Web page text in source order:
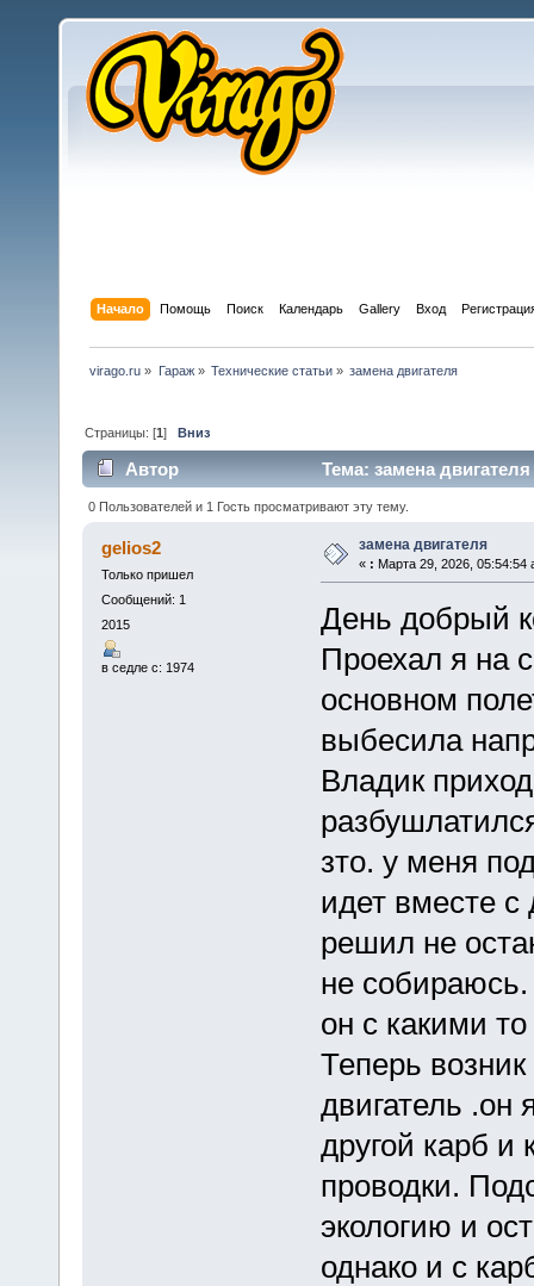
Начало Помощь Поиск Календарь Gallery Вход
virago.ru » Гараж» Технические статьи» замена двигателя
Страницы: [1]Вниз
Автор Тема: замена
0 Пользователей и 1 Гость просматривают эту тему.
gelios2
Только пришел
Сообщений: 1
2015
в седле с: 1974
замена двигателя
« : Марта 29, 2026, 05:54:54
День добрый
Проехал я на
основном
выбесила
Владик
зто. у меня
идет вместе с
решил не
не собираюсь.
он с какими
Теперь
двигатель .он
другой карб и
проводки.
экологию и
однако и с